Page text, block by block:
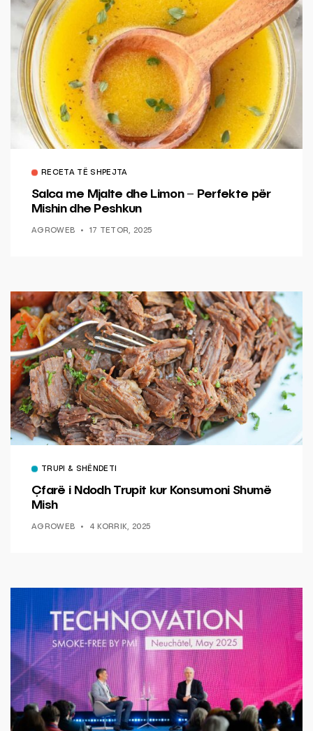
RECETA TË SHPEJTA
Salca me Mjalte dhe Limon – Perfekte për
Mishin dhe Peshkun
AGROWEB 17 TETOR, 2025
TRUPI & SHËNDETI
Çfarë i Ndodh Trupit kur Konsumoni Shumë
Mish
AGROWEB 4 KORRIK, 2025